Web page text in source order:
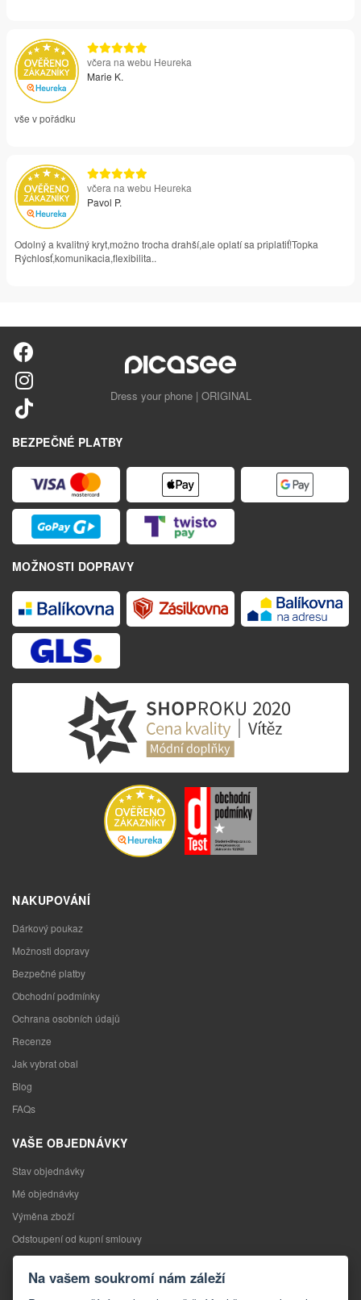
včera na webu Heureka
Marie K.
vše v pořádku
včera na webu Heureka
Pavol P.
Odolný a kvalitný kryt,možno trocha drahší,ale oplatí sa priplatiť!Topka
Rýchlosť,komunikacia,flexibilita..
Dress your phone | ORIGINAL
BEZPEČNÉ PLATBY
MOŽNOSTI DOPRAVY
NAKUPOVÁNÍ
Dárkový poukaz
Možnosti dopravy
Bezpečné platby
Obchodní podmínky
Ochrana osobních údajů
Recenze
Jak vybrat obal
Blog
FAQs
VAŠE OBJEDNÁVKY
Stav objednávky
Mé objednávky
Výměna zboží
Odstoupení od kupní smlouvy
Reklamace
Na vašem soukromí nám záleží